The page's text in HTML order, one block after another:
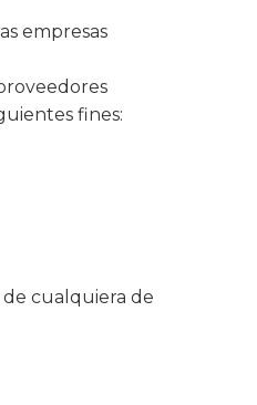
empresas
fines:
cualquiera de